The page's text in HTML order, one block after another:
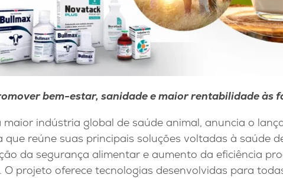
bem-estar, sanidade e maior rentabilidade às
maior indústria global de saúde animal, anuncia o
que reúne suas principais soluções voltadas à saúde
da segurança alimentar e aumento da eficiência
O projeto oferece tecnologias desenvolvidas para